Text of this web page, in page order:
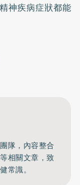
神疾病症狀都能
隊，內容整合
相關文章，致
常識。